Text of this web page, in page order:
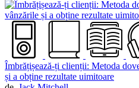
Îmbrățișează-ți clienții: Metoda
și a obține rezultate uimitoare